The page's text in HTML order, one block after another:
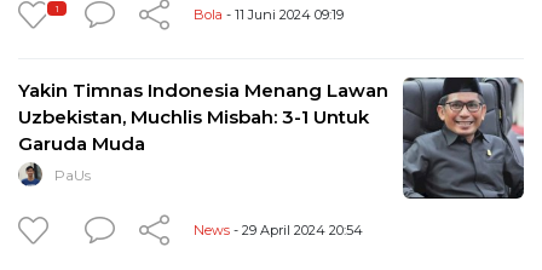
1 Bola - 11 Juni 2024 09:19
Yakin Timnas Indonesia Menang Lawan
Uzbekistan, Muchlis Misbah: 3-1 Untuk
Garuda Muda
PaUs
News - 29 April 2024 20:54